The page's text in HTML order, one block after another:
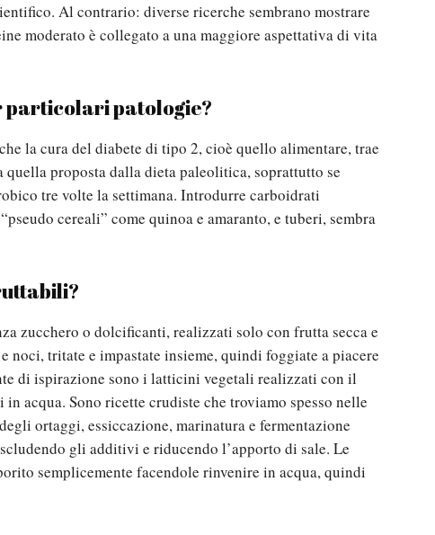
Al contrario: diverse ricerche sembrano mostrare
moderato è collegato a una maggiore aspettativa di vita
particolari patologie?
la cura del diabete di tipo 2, cioè quello alimentare, trae
proposta dalla dieta paleolitica, soprattutto se
tre volte la settimana. Introdurre carboidrati
cereali” come quinoa e amaranto, e tuberi, sembra
zucchero o dolcificanti, realizzati solo con frutta secca e
noci, tritate e impastate insieme, quindi foggiate a piacere
di ispirazione sono i latticini vegetali realizzati con il
acqua. Sono ricette crudiste che troviamo spesso nelle
ortaggi, essiccazione, marinatura e fermentazione
gli additivi e riducendo l’apporto di sale. Le
semplicemente facendole rinvenire in acqua, quindi